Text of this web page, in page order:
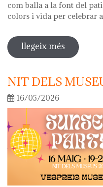
com balla a la font del
colors i vida per celebrar
llegeix més sobre
NIT DELS
16/05/2026